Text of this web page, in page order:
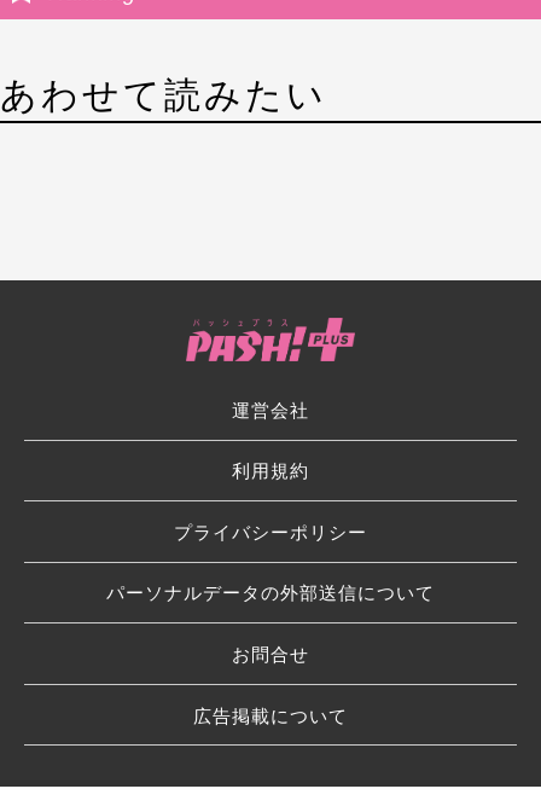
あわせて読みたい
運営会社
利用規約
プライバシーポリシー
パーソナルデータの外部送信について
お問合せ
広告掲載について